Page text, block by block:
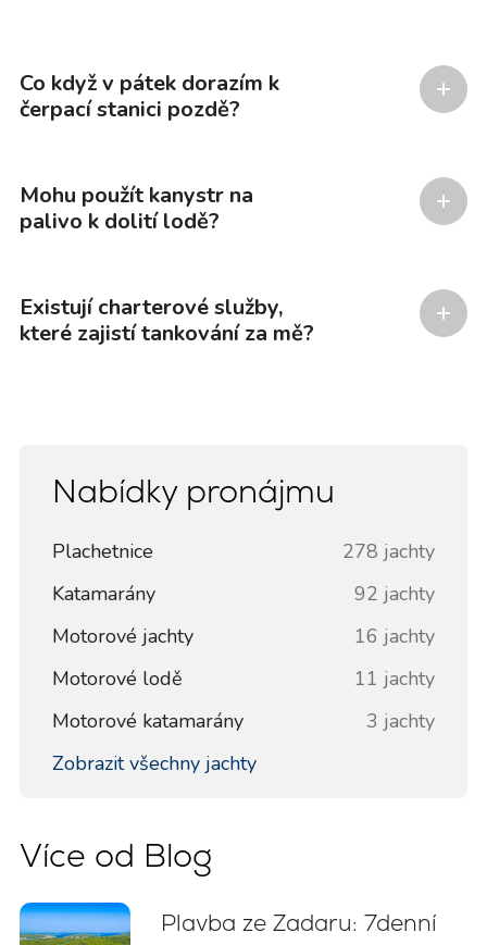
Co když v pátek dorazím k
čerpací stanici pozdě?
Mohu použít kanystr na
palivo k dolití lodě?
Existují charterové služby,
které zajistí tankování za mě?
Nabídky pronájmu
Plachetnice
278 jachty
Katamarány
92 jachty
Motorové jachty
16 jachty
Motorové lodě
11 jachty
Motorové katamarány
3 jachty
Zobrazit všechny jachty
Více od Blog
Plavba ze Zadaru: 7denní